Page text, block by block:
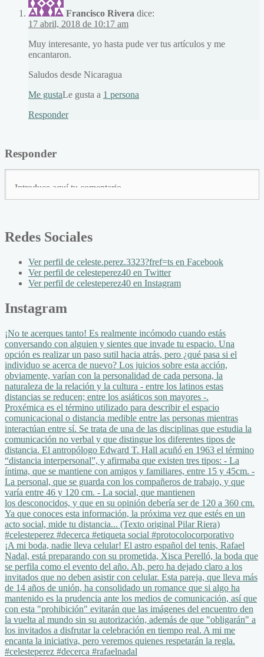
Francisco Rivera dice:
17 abril, 2018 de 10:17 am
Muy interesante, yo hasta pude ver tus artículos y me
encantaron.
Saludos desde Nicaragua
Me gustaLe gusta a 1 persona
Responder
Responder
Redes Sociales
Ver perfil de celeste.perez.3323?fref=ts en Facebook
Ver perfil de celesteperez40 en Twitter
Ver perfil de celesteperez40 en Instagram
Instagram
¡No te acerques tanto! Es realmente incómodo cuando estás
conversando con alguien y sientes que invade tu espacio. Una
opción es realizar un paso sutil hacia atrás, pero ¿qué pasa si el
individuo se acerca de nuevo? Los juicios sobre esta acción,
obviamente, varían con la personalidad de cada persona, la
naturaleza de la relación y la cultura - entre los latinos estas
distancias se reducen; entre los asiáticos son mayores -.
Proxémica es el término utilizado para describir el espacio
comunicacional o distancia medible entre las personas mientras
interactúan entre sí. Se trata de una de las disciplinas que estudia la
comunicación no verbal y que distingue los diferentes tipos de
distancia. El antropólogo Edward T. Hall acuñó en 1963 el término
“distancia interpersonal”, y afirmaba que existen tres tipos: - La
íntima, que se mantiene con amigos y familiares, entre 15 y 45cm. -
La personal, que se guarda con los compañeros de trabajo, y que
varía entre 46 y 120 cm. - La social, que mantienen
los desconocidos, y que en su opinión debería ser de 120 a 360 cm.
Ya que conoces esta información, la próxima vez que estés en un
acto social, mide tu distancia... (Texto original Pilar Riera)
#celesteperez #decerca #etiqueta social #protocolocorporativo
¡A mi boda, nadie lleva celular! El astro español del tenis, Rafael
Nadal, está preparando con su prometida, Xisca Perelló, la boda que
se perfila como el evento del año. Ah, pero ha dejado claro a los
invitados que no deben asistir con celular. Esta pareja, que lleva más
de 14 años de unión, ha consolidado un romance que si algo ha
mantenido es la prudencia ante los medios de comunicación, así que
con esta "prohibición" evitarán que las imágenes del encuentro den
la vuelta al mundo sin su autorización, además de que "obligarán" a
los invitados a disfrutar la celebración en tiempo real. A mi me
encanta la iniciativa, pero veremos quienes respetarán la regla.
#celesteperez #decerca #rafaelnadal